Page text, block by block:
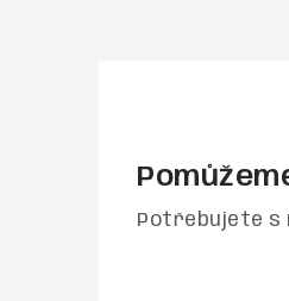
Potřebujete s